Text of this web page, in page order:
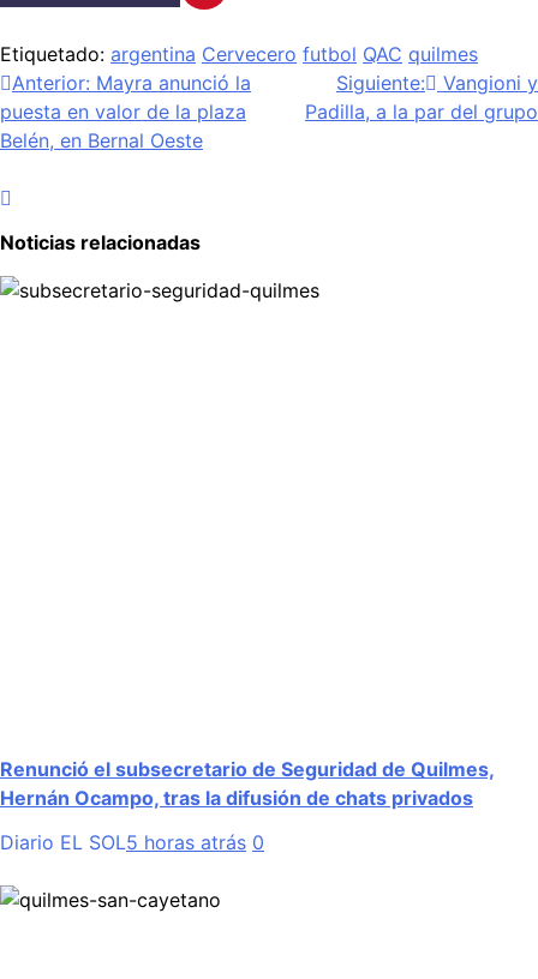
Etiquetado: argentina Cervecero futbol QAC quilmes
Navegación
de
Anterior: Mayra anunció la
puesta en valor de la plaza
Belén, en Bernal Oeste
Siguiente:
Vangioni y
Padilla, a la par del grupo
Noticias relacionadas
Renunció el subsecretario de Seguridad de Quilmes,
Hernán Ocampo, tras la difusión de chats privados
Diario EL SOL5 horas atrás 0